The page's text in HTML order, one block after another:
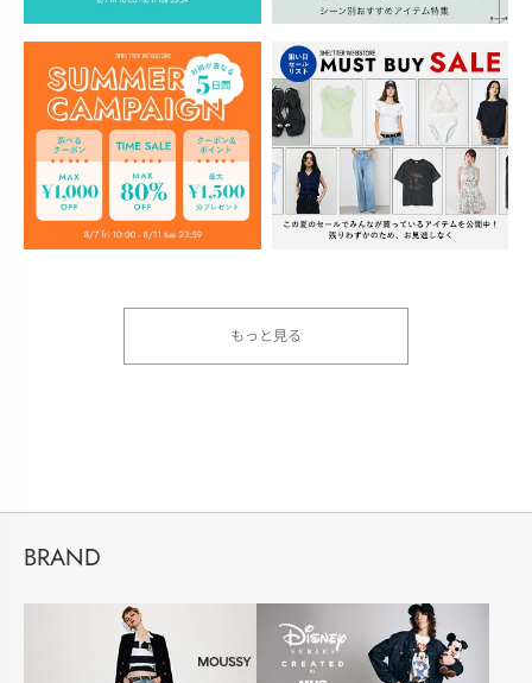
もっと見る
BRAND